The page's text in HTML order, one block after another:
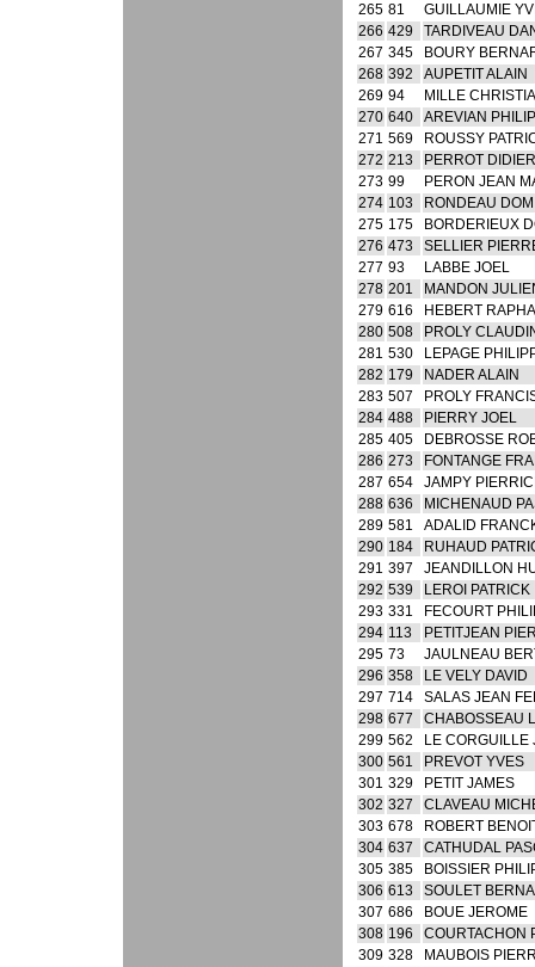
265 81
GUILLAUMIE
266 429
TARDIVEAU
267 345
BOURY
268 392
AUPETIT ALAIN
269 94
MILLE
270 640
AREVIAN
271 569
ROUSSY
272 213
PERROT DIDIER
273 99
PERON JEAN
274 103
RONDEAU
275 175
BORDERIEUX
276 473
SELLIER
277 93
LABBE JOEL
278 201
MANDON
279 616
HEBERT
280 508
PROLY
281 530
LEPAGE
282 179
NADER ALAIN
283 507
PROLY
284 488
PIERRY JOEL
285 405
DEBROSSE
286 273
FONTANGE
287 654
JAMPY
288 636
MICHENAUD
289 581
ADALID
290 184
RUHAUD
291 397
JEANDILLON
292 539
LEROI PATRICK
293 331
FECOURT
294 113
PETITJEAN
295 73
JAULNEAU
296 358
LE VELY DAVID
297 714
SALAS JEAN
298 677
CHABOSSEAU
299 562
LE CORGUILLE
300 561
PREVOT YVES
301 329
PETIT JAMES
302 327
CLAVEAU
303 678
ROBERT
304 637
CATHUDAL
305 385
BOISSIER
306 613
SOULET
307 686
BOUE JEROME
308 196
COURTACHON
309 328
MAUBOIS